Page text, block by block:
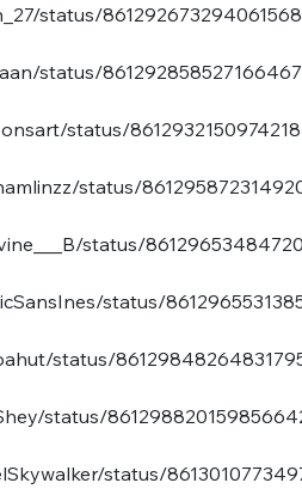
status/861292673294061568
status/861292858527166467
status/
status/
status/
status/
status/
status/
status/